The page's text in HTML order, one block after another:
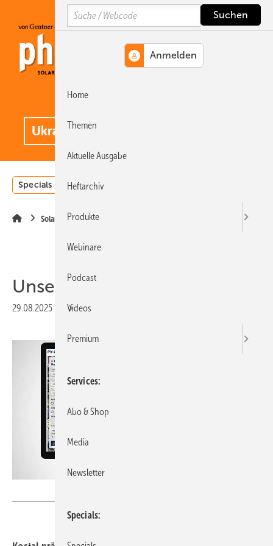
Hauptinhalt
Hauptmenü
SiteSearch
Specials Einstrahlungsatlas
Solarmodule
Unsere Produkte der Woche­
29.08.2025 Druckvorschau
Search
Home
Themen
Aktuelle Ausgabe
Heftarchiv
Produkte
Webinare
Podcast
Videos
Premium
Services
Abo & Shop
Media
Newsletter
Specials